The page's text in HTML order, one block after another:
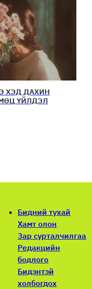
ХЭД ДАХИН
ҮЙЛДЭЛ
Бидний тухай
Хамт олон
Зар сурталчилгаа
Редакцийн
бодлого
Бидэнтэй
холбогдох